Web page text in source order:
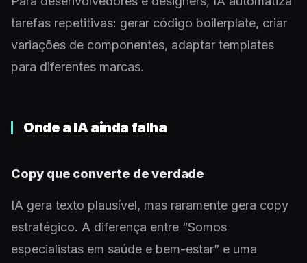
tarefas repetitivas: gerar código boilerplate, criar
variações de componentes, adaptar templates
para diferentes marcas.
Onde a IA ainda falha
Copy que converte de verdade
IA gera texto plausível, mas raramente gera copy
estratégico. A diferença entre “Somos
especialistas em saúde e bem-estar” e uma